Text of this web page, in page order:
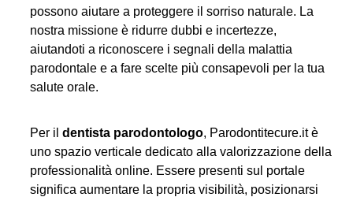
possono aiutare a proteggere il sorriso naturale. La
nostra missione è ridurre dubbi e incertezze,
aiutandoti a riconoscere i segnali della malattia
parodontale e a fare scelte più consapevoli per la tua
salute orale.
Per ildentista parodontologo, Parodontitecure.it è
uno spazio verticale dedicato alla valorizzazione della
professionalità online. Essere presenti sul portale
significa aumentare la propria visibilità, posizionarsi